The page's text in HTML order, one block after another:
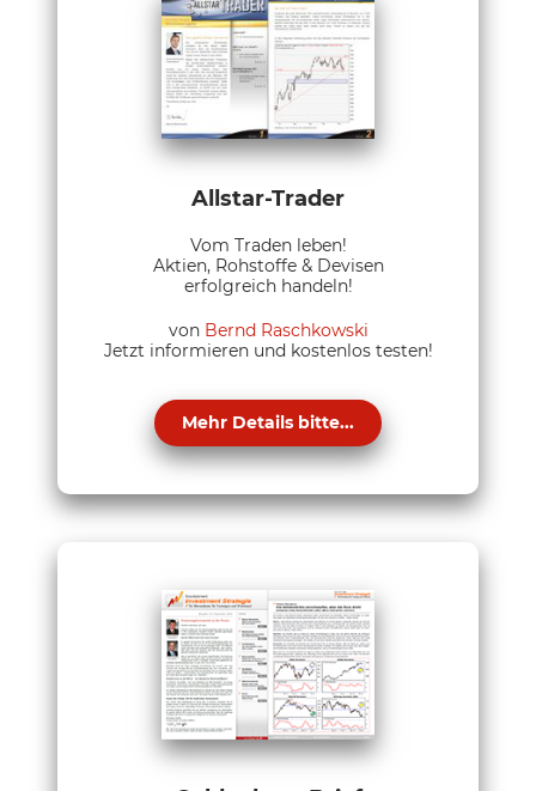
Allstar-Trader
Vom Traden leben!
Aktien, Rohstoffe & Devisen
erfolgreich handeln!
von Bernd Raschkowski
Jetzt informieren und kostenlos testen!
Mehr Details bitte...